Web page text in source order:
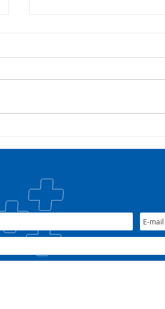
#oSUSquefazemos